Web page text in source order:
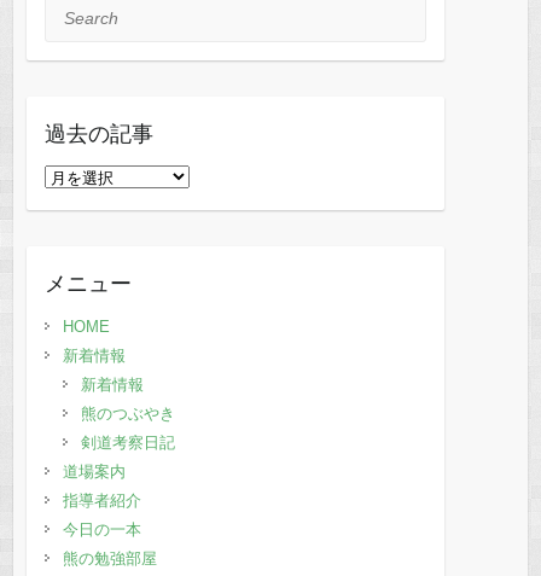
Search
過去の記事
過
事メニュー
HOME
新着情報
新着情報
熊のつぶやき
剣道考察日記
道場案内
指導者紹介
今日の一本
熊の勉強部屋